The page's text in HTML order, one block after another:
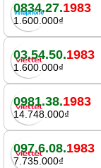
0834.27.1983
1.600.000₫
03.54.50.1983
1.600.000₫
0981.38.1983
14.748.000₫
097.6.08.1983
7.735.000₫